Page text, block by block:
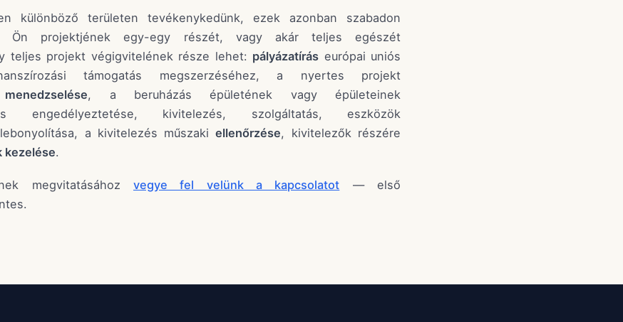
különböző területen tevékenykedünk, ezek azonban szabadon
Ön projektjének egy-egy részét, vagy akár teljes egészét
teljes projekt végigvitelének része lehet: pályázatírás európai uniós
támogatás megszerzéséhez, a nyertes projekt
menedzselése, a beruházás épületének vagy épületeinek
kivitelezés, szolgáltatás, eszközök
lebonyolítása, a kivitelezés műszakiellenőrzése, kivitelezők részére
kezelése.
megvitatásához vegye fel velünk a kapcsolatot — első